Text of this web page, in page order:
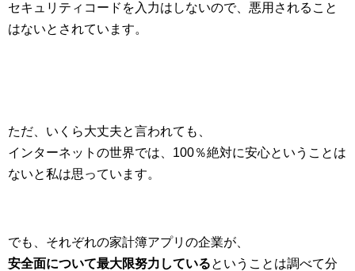
セキュリティコードを入力はしないので、悪用されること
はないとされています。
ただ、いくら大丈夫と言われても、
インターネットの世界では、100％絶対に安心ということは
ないと私は思っています。
でも、それぞれの家計簿アプリの企業が、
安全面について最大限努力しているということは調べて分